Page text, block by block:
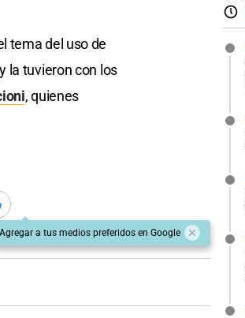
tema del uso de
la tuvieron con los
, quienes
Agregar a tus medios preferidos en Google